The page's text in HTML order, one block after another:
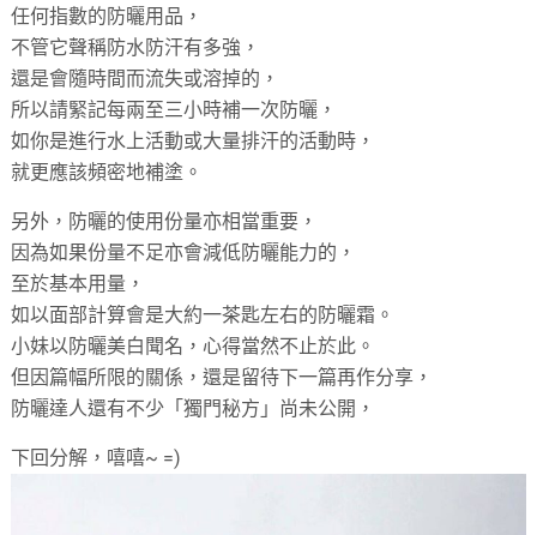
任何指數的防曬用品，
不管它聲稱防水防汗有多強，
還是會隨時間而流失或溶掉的，
所以請緊記每兩至三小時補一次防曬，
如你是進行水上活動或大量排汗的活動時，
就更應該頻密地補塗。
另外，防曬的使用份量亦相當重要，
因為如果份量不足亦會減低防曬能力的，
至於基本用量，
如以面部計算會是大約一茶匙左右的防曬霜。
小妹以防曬美白聞名，心得當然不止於此。
但因篇幅所限的關係，還是留待下一篇再作分享，
防曬達人還有不少「獨門秘方」尚未公開，
下回分解，嘻嘻~ =)